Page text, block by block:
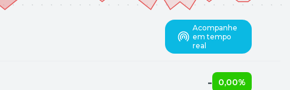
Acompanhe
em tempo
real
- 0,00%